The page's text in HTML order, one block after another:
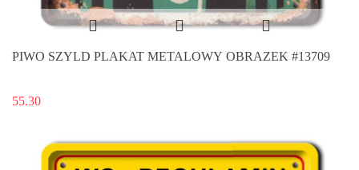
PIWO SZYLD PLAKAT METALOWY OBRAZEK #13709
55.30